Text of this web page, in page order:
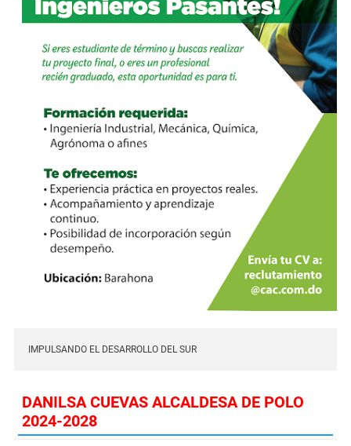
IMPULSANDO EL DESARROLLO DEL SUR
DANILSA CUEVAS ALCALDESA DE POLO
2024-2028